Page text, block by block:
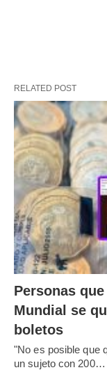
RELATED POST
Personas
Mundial se
boletos
"No es posible que
un sujeto con 200…